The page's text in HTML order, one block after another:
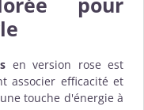
en version rose est
associer efficacité et
touche d'énergie à